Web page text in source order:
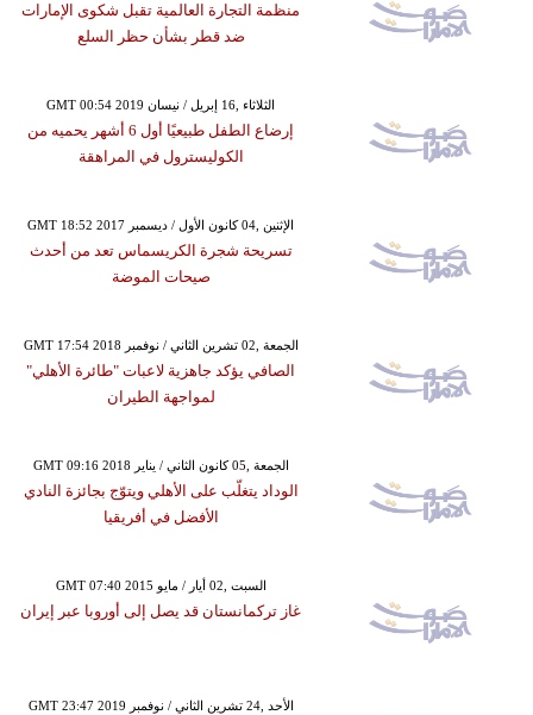
منظمة التجارة العالمية تقبل شكوى الإمارات
ضد قطر بشأن حظر السلع
GMT 00:54 2019 الثلاثاء ,16 إبريل / نيسان
إرضاع الطفل طبيعيًا أول 6 أشهر يحميه من
الكوليسترول في المراهقة
GMT 18:52 2017 الإثنين ,04 كانون الأول / ديسمبر
تسريحة شجرة الكريسماس تعد من أحدث
صيحات الموضة
GMT 17:54 2018 الجمعة ,02 تشرين الثاني / نوفمبر
الصافي يؤكد جاهزية لاعبات "طائرة الأهلي"
لمواجهة الطيران
GMT 09:16 2018 الجمعة ,05 كانون الثاني / يناير
الوداد يتغلّب على الأهلي ويتوّج بجائزة النادي
الأفضل في أفريقيا
GMT 07:40 2015 السبت ,02 أيار / مايو
غاز تركمانستان قد يصل إلى أوروبا عبر إيران
GMT 23:47 2019 الأحد ,24 تشرين الثاني / نوفمبر